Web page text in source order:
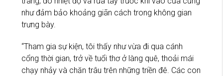
như đảm bảo khoảng giãn cách trong không gian
trưng bày.
“Tham gia sự kiện, tôi thấy như vừa đi qua cánh
cổng thời gian, trở về tuổi thơ ở làng quê, thoải mái
chạy nhảy và chăn trâu trên những triền đê. Các con